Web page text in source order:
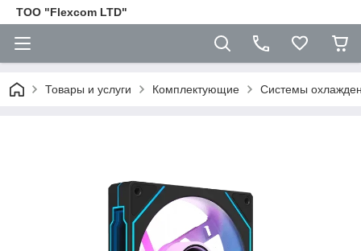
ТОО "Flexcom LTD"
Товары и услуги Комплектующие Cистемы